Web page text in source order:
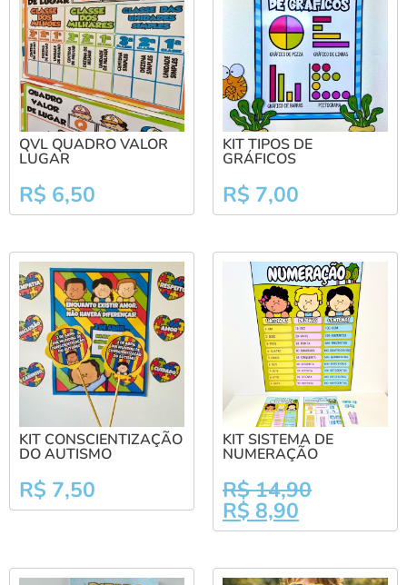
QVL QUADRO VALOR
LUGAR
R$ 6,50
KIT TIPOS DE
GRÁFICOS
R$ 7,00
KIT CONSCIENTIZAÇÃO
DO AUTISMO
R$ 7,50
KIT SISTEMA DE
NUMERAÇÃO
R$14,90
R$ 8,90